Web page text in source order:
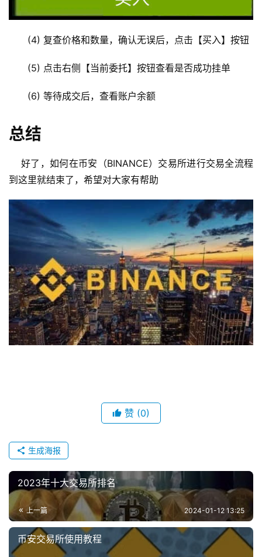
(4) 复查价格和数量，确认无误后，点击【买入】按钮
(5) 点击右侧【当前委托】按钮查看是否成功挂单
(6) 等待成交后，查看账户余额
总结
好了，如何在币安（BINANCE）交易所进行交易全流程
到这里就结束了，希望对大家有帮助
赞 (0)
生成海报
2023年十大交易所排名
上一篇 2024-01-12 13:25
币安交易所使用教程